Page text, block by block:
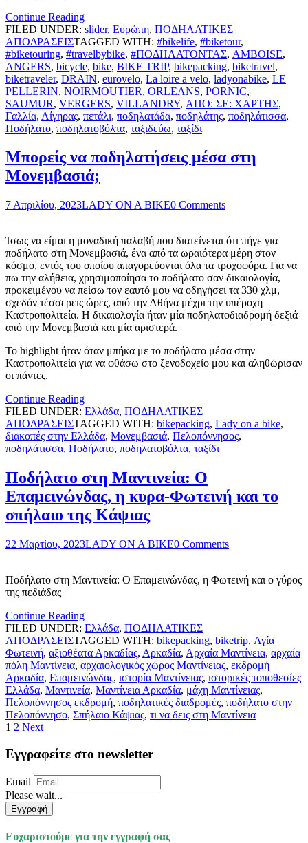
Continue Reading
FILED UNDER: slider, Ευρώπη, ΠΟΔΗΛΑΤΙΚΕΣ
ΑΠΟΔΡΑΣΕΙΣTAGGED WITH: #bikelife, #biketour,
#biketouring, #travelbybike, #ΠΟΔΗΛΑΤΟΝΤΑΣ, AMBOISE,
ANGERS, bicycle, bike, BIKE TRIP, bikepacking, biketravel,
biketraveler, DRAIN, eurovelo, La loire a velo, ladyonabike, LE
PELLERIN, NOIRMOUTIER, ORLEANS, PORNIC,
SAUMUR, VERGERS, VILLANDRY, ΑΠΟ: ΣΕ: ΧΑΡΤΗΣ,
Γαλλία, Λίγηρας, πετάλι, ποδηλατάδα, ποδηλάτης, ποδηλάτισσα,
Ποδήλατο, ποδηλατοβόλτα, ταξιδεύω, ταξίδι
Μπορείς να ποδηλατήσεις μέσα στη
Μονεμβασιά;
7 Απριλίου, 2023LADY ON A BIKE0 Comments
Ίσως να είμαι η μοναδική παλαβή που διατείνεται ότι πήγε για
ποδήλατο στη Μονεμβασιά, ένα από τα ωραιότερα μέρη στον
κόσμο, εντός του οποίου απαγορεύονται όλα τα τροχοφόρα. Για να
πω την αλήθεια, χρησιμοποίησα το ποδήλατο σαν δικαιολογία,
προκειμένου να πείσω τον εαυτό μου να οδηγήσει τα 330 χλμ,
σχεδόν τέσσερεις ώρες, από την Αθήνα μέχρι την υπέροχη
Καστροπολιτεία. Η δικαιολογία ήταν μία ποδηλατοδιαδρομή δεξιά
από την Μονεμβασιά και μία αριστερά.
Το highlight ήταν όταν μπήκα με το ποδήλατο μέσα στην
Καστροπολιτεία για να φθάσω στο ξενοδοχείο μου και αληθώρισαν
οι πάντες.
Continue Reading
FILED UNDER: Ελλάδα, ΠΟΔΗΛΑΤΙΚΕΣ
ΑΠΟΔΡΑΣΕΙΣTAGGED WITH: bikepacking, Lady on a bike,
διακοπές στην Ελλάδα, Μονεμβασιά, Πελοπόννησος,
ποδηλάτισσα, Ποδήλατο, ποδηλατοβόλτα, ταξίδι
Ποδήλατο στη Μαντινεία: Ο
Επαμεινώνδας, η κυρα-Φωτεινή και το
σπήλαιο της Κάψιας
22 Μαρτίου, 2023LADY ON A BIKE0 Comments
Ποδήλατο στη Μαντινεία: Ο Επαμεινώνδας, η Φωτεινή και ο γύρος
της πεδιάδας
Continue Reading
FILED UNDER: Ελλάδα, ΠΟΔΗΛΑΤΙΚΕΣ
ΑΠΟΔΡΑΣΕΙΣTAGGED WITH: bikepacking, biketrip, Αγία
Φωτεινή, αξιοθέατα Αρκαδίας, Αρκαδία, Αρχαία Μαντίνεια, αρχαία
πόλη Μαντίνεια, αρχαιολογικός χώρος Μαντίνειας, εκδρομή
Αρκαδία, Επαμεινώνδας, ιστορία Μαντίνειας, ιστορικές τοποθεσίες
Ελλάδα, Μαντινεία, Μαντίνεια Αρκαδία, μάχη Μαντίνειας,
Πελοπόννησος εκδρομή, ποδηλατικές διαδρομές, ποδήλατο στην
Πελοπόννησο, Σπήλαιο Κάψιας, τι να δεις στη Μαντίνεια
Σελιδοποίηση
άρθρων
Page
1 Page
2 Next
Εγγραφείτε στο newsletter
Email
Please wait...
Εγγραφή
Ευχαριστούμε για την εγγραφή σας